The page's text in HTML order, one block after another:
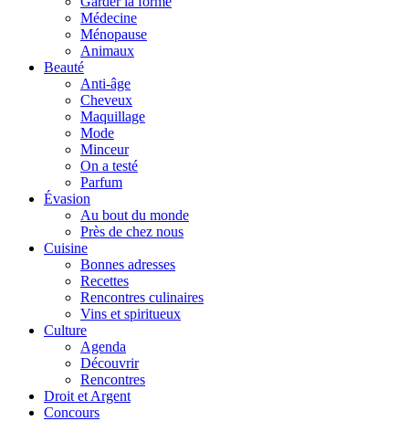
Médecine
Ménopause
Animaux
Beauté
Anti-âge
Cheveux
Maquillage
Mode
Minceur
On a testé
Parfum
Évasion
Au bout du monde
Près de chez nous
Cuisine
Bonnes adresses
Recettes
Rencontres culinaires
Vins et spiritueux
Culture
Agenda
Découvrir
Rencontres
Droit et Argent
Concours